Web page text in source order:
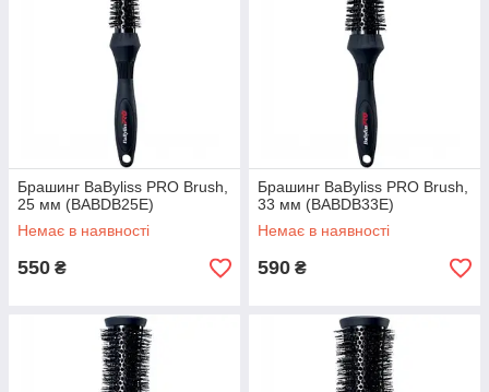
Брашинг BaByliss PRO Brush,
25 мм (BABDB25E)
Немає в наявності
550 ₴
Брашинг BaByliss PRO Brush,
33 мм (BABDB33E)
Немає в наявності
590 ₴